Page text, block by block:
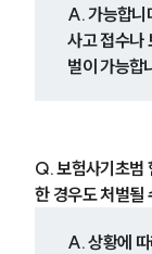
A. 가능합니
사고 접수나
벌이 가능합
Q. 보험사기초범
한 경우도 처벌될
A. 상황에